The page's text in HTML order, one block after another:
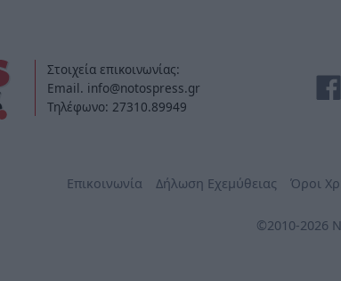
Στοιχεία επικοινωνίας:
Email. info@notospress.gr
Τηλέφωνο: 27310.89949
Επικοινωνία Δήλωση Εχεμύθειας Όροι
©2010-2026